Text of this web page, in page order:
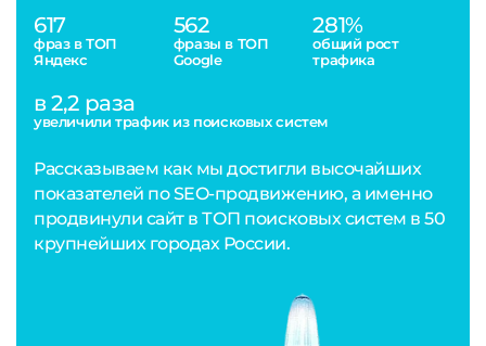
617
фраз в ТОП
Яндекс
562
фразы в ТОП
Google
281%
общий рост
трафика
в 2,2 раза
увеличили трафик из поисковых систем
Рассказываем как мы достигли высочайших
показателей по SEO-продвижению, а именно
продвинули сайт в ТОП поисковых систем в 50
крупнейших городах России.